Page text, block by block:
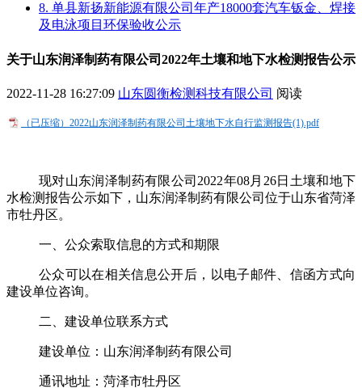
8. 单县新扬新能源有限公司年产18000套汽车钣金、焊接
及电泳项目环保验收公示
关于山东润泽制药有限公司2022年土壤和地下水检测报告公示
2022-11-28 16:27:09 山东圆衡检测科技有限公司 阅读
（已压缩）2022山东润泽制药有限公司土壤地下水自行监测报告(1).pdf
现对山东润泽制药有限公司 2022年08月 26日土壤和地下
水检测报告公示如下， 山东润泽制药有限公司位于山东省菏泽
市牡丹区。
一 、公众索取信息的方式和期限
公众可以在相关信息公开后，以电子邮件、信函方式向
建设单位咨询。
二 、建设单位联系方式
建设单位： 山东润泽制药有限公司
通讯地址： 菏泽市牡丹区